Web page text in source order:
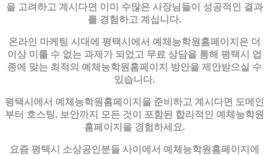
을 고려하고 계시다면 이미 수많은 사장님들이 성공적인 결과
를 경험하고 계십니다.
온라인 마케팅 시대에 평택시에서 예체능학원홈페이지은 더
이상 미룰 수 없는 과제가 되었고 무료 상담을 통해 평택시 업
종에 맞는 최적의 예체능학원홈페이지 방안을 제안받으실 수
있습니다.
평택시에서 예체능학원홈페이지을 준비하고 계시다면 도메인
부터 호스팅, 보안까지 모든 것이 포함된 합리적인 예체능학원
홈페이지을 경험하세요.
요즘 평택시 소상공인분들 사이에서 예체능학원홈페이지에